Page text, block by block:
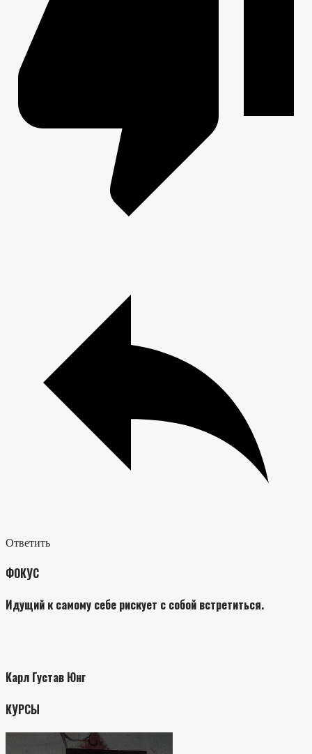
Ответить
ФОКУС
Идущий к самому себе рискует с собой встретиться.
Карл Густав Юнг
КУРСЫ